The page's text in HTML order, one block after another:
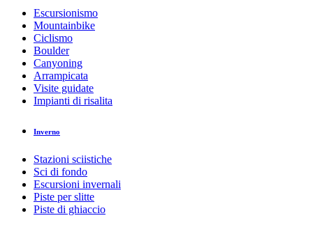
Escursionismo
Mountainbike
Ciclismo
Boulder
Canyoning
Arrampicata
Visite guidate
Impianti di risalita
Inverno
Stazioni sciistiche
Sci di fondo
Escursioni invernali
Piste per slitte
Piste di ghiaccio